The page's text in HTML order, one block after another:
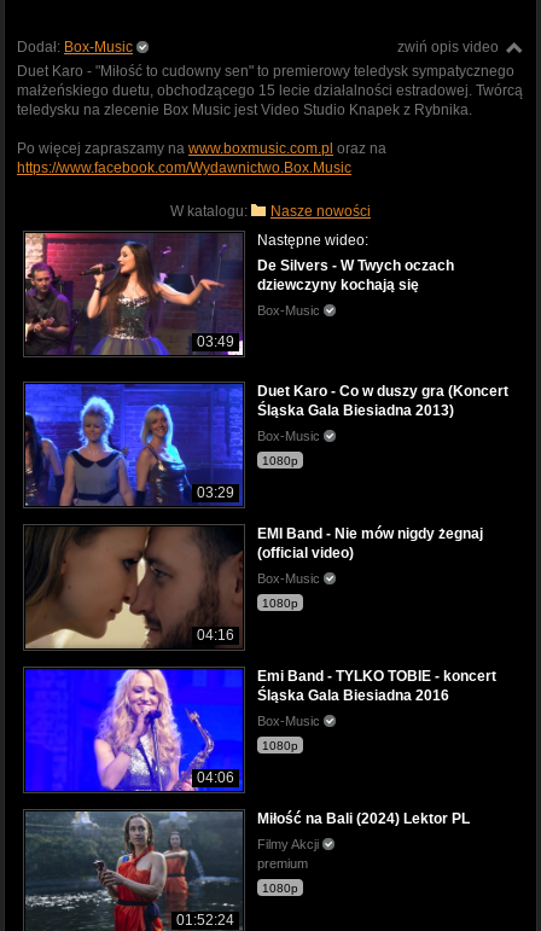
zwiń opis video
Dodał: Box-Music
Duet Karo - "Miłość to cudowny sen" to premierowy teledysk sympatycznego
małżeńskiego duetu, obchodzącego 15 lecie działalności estradowej. Twórcą
teledysku na zlecenie Box Music jest Video Studio Knapek z Rybnika.
Po więcej zapraszamy na www.boxmusic.com.pl oraz na
https://www.facebook.com/Wydawnictwo.Box.Music
W katalogu: Nasze nowości
03:49
Następne wideo:
De Silvers - W Twych oczach
dziewczyny kochają się
Box-Music
03:29
Duet Karo - Co w duszy gra (Koncert
Śląska Gala Biesiadna 2013)
Box-Music
1080p
04:16
EMI Band - Nie mów nigdy żegnaj
(official video)
Box-Music
1080p
04:06
Emi Band - TYLKO TOBIE - koncert
Śląska Gala Biesiadna 2016
Box-Music
1080p
01:52:24
Miłość na Bali (2024) Lektor PL
Filmy Akcji
premium
1080p